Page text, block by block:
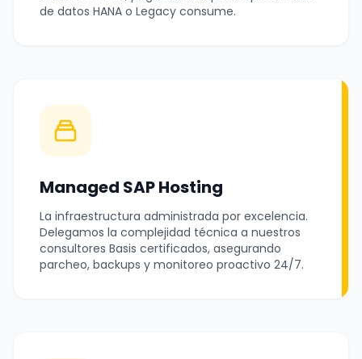
de datos HANA o Legacy consume.
Managed SAP Hosting
La infraestructura administrada por excelencia.
Delegamos la complejidad técnica a nuestros
consultores Basis certificados, asegurando
parcheo, backups y monitoreo proactivo 24/7.